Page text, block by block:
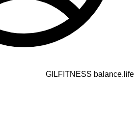
GILFITNESS balance.life